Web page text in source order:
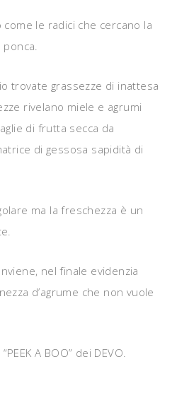
come le radici che cercano la
trovate grassezze di inattesa
rivelano miele e agrumi
di frutta secca da
di gessosa sapidità di
ma la freschezza è un
nel finale evidenzia
d’agrume che non vuole
A BOO” dei DEVO.